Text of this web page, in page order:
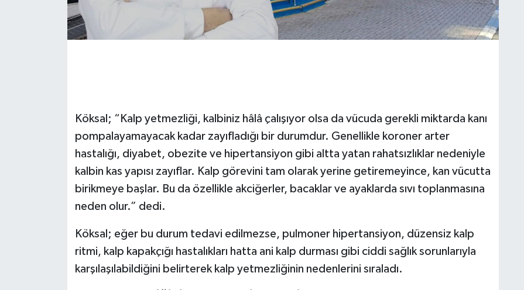
Köksal; “Kalp yetmezliği, kalbiniz hâlâ çalışıyor olsa da vücuda gerekli miktarda kanı
pompalayamayacak kadar zayıfladığı bir durumdur. Genellikle koroner arter
hastalığı, diyabet, obezite ve hipertansiyon gibi altta yatan rahatsızlıklar nedeniyle
kalbin kas yapısı zayıflar. Kalp görevini tam olarak yerine getiremeyince, kan vücutta
birikmeye başlar. Bu da özellikle akciğerler, bacaklar ve ayaklarda sıvı toplanmasına
neden olur.” dedi.
Köksal; eğer bu durum tedavi edilmezse, pulmoner hipertansiyon, düzensiz kalp
ritmi, kalp kapakçığı hastalıkları hatta ani kalp durması gibi ciddi sağlık sorunlarıyla
karşılaşılabildiğini belirterek kalp yetmezliğinin nedenlerini sıraladı.